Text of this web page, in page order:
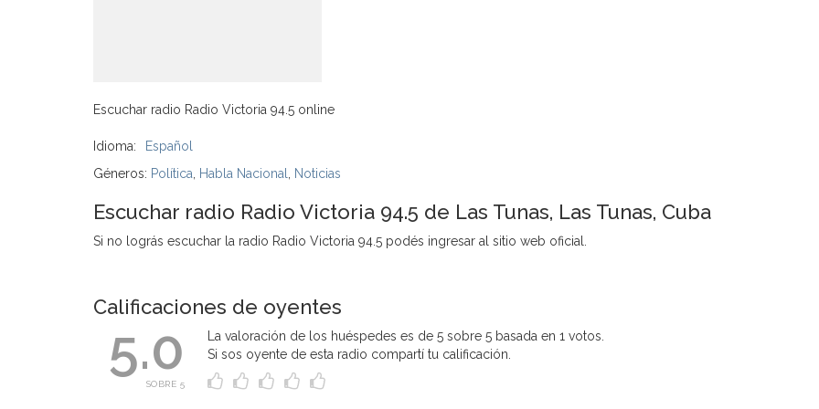
Escuchar radio Radio Victoria 94.5 online
Idioma:
Español
Géneros: Política Habla Nacional Noticias
Escuchar radio Radio Victoria 94.5 de Las Tunas, Las Tunas, Cuba
Si no lográs escuchar la radio Radio Victoria 94.5 podés ingresar al sitio web oficial.
Calificaciones de oyentes
5.0
SOBRE 5
La valoración de los huéspedes es de 5 sobre 5 basada en 1 votos.
Si sos oyente de esta radio compartí tu calificación.